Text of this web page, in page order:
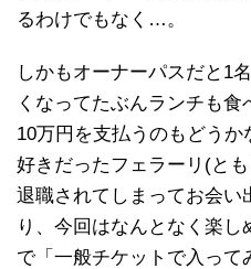
るわけでもなく…。
しかもオーナーパスだと1
くなってたぶんランチも
10万円を支払うのもどう
好きだったフェラーリ(と
退職されてしまってお会い
り、今回はなんとなく楽し
で「一般チケットで入っ